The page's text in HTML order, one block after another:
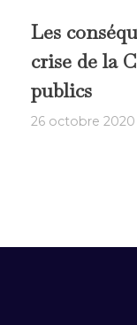
Les
crise de la
publics
26 octobre 2020